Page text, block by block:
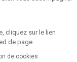
cliquez sur le lien
de page.
de cookies
de France